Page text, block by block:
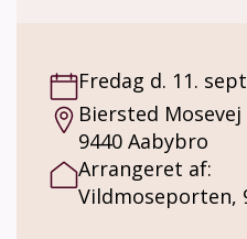
Fredag d. 11.
Biersted Mosevej
9440 Aabybro
Arrangeret af:
Vildmoseporten,